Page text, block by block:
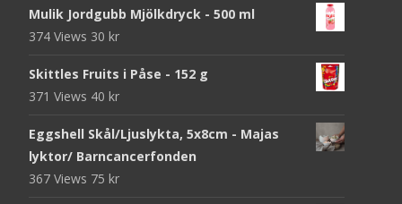
Mulik Jordgubb Mjölkdryck - 500 ml
374 Views 30 kr
Skittles Fruits i Påse - 152 g
371 Views 40 kr
Eggshell Skål/Ljuslykta, 5x8cm - Majas
lyktor/ Barncancerfonden
367 Views 75 kr